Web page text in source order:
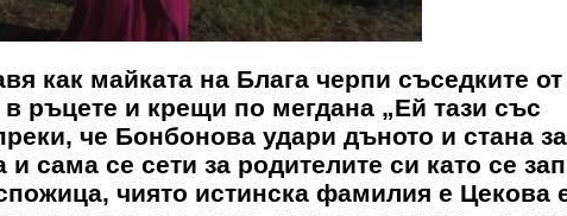
как майката на Блага черпи съседките от
ръцете и крещи по мегдана „Ей тази със
че Бонбонова удари дъното и стана за
сама се сети за родителите си като се
чиято истинска фамилия е Цекова